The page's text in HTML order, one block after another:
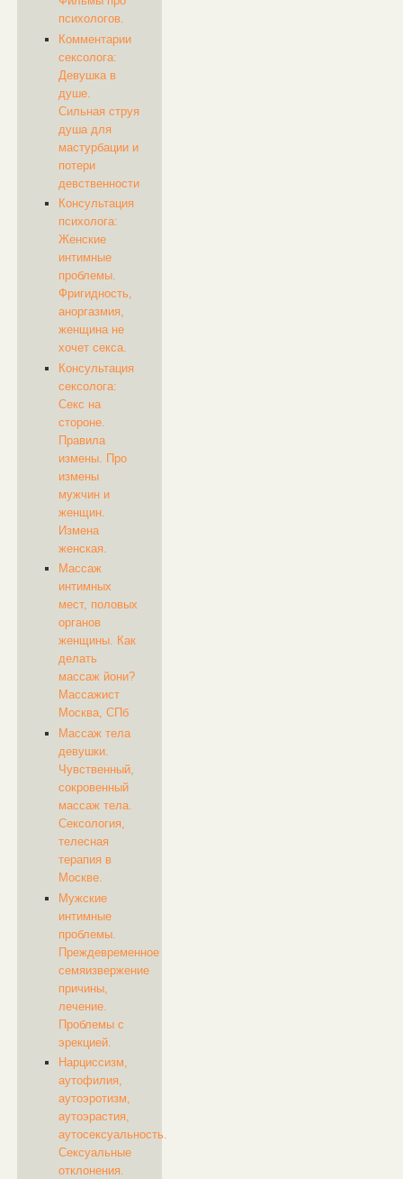
психологов.
Комментарии
сексолога:
Девушка в
душе.
Сильная струя
душа для
мастурбации и
потери
девственности
Консультация
психолога:
Женские
интимные
проблемы.
Фригидность,
аноргазмия,
женщина не
хочет секса.
Консультация
сексолога:
Секс на
стороне.
Правила
измены. Про
измены
мужчин и
женщин.
Измена
женская.
Массаж
интимных
мест, половых
органов
женщины. Как
делать
массаж йони?
Массажист
Москва, СПб
Массаж тела
девушки.
Чувственный,
сокровенный
массаж тела.
Сексология,
телесная
терапия в
Москве.
Мужские
интимные
проблемы.
Преждевременное
семяизвержение
причины,
лечение.
Проблемы с
эрекцией.
Нарциссизм,
аутофилия,
аутоэротизм,
аутоэрастия,
аутосексуальность.
Сексуальные
отклонения.